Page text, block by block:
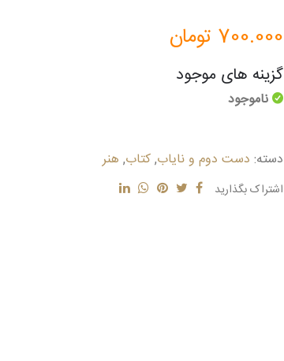
700.000 تومان
گزینه های موجود
ناموجود
دسته: دست دوم و نایاب,کتاب, هنر
اشتراک بگذارید